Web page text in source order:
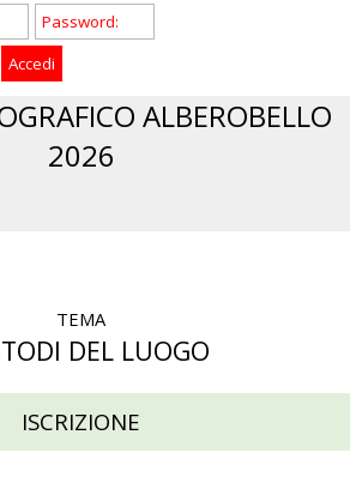
ALBEROBELLO
2026
TEMA
DEL LUOGO
ISCRIZIONE